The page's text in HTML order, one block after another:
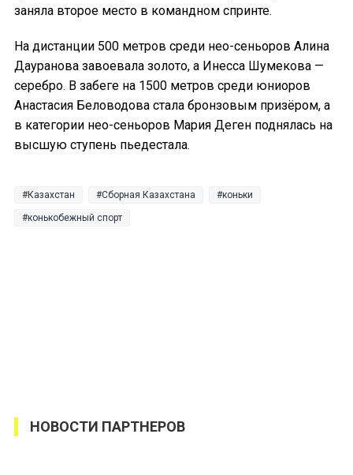
заняла второе место в командном спринте.
На дистанции 500 метров среди нео-сеньоров Алина
Дауранова завоевала золото, а Инесса Шумекова —
серебро. В забеге на 1500 метров среди юниоров
Анастасия Беловодова стала бронзовым призёром, а
в категории нео-сеньоров Мария Деген поднялась на
высшую ступень пьедестала.
Казахстан Сборная Казахстана коньки
конькобежный спорт
НОВОСТИ ПАРТНЕРОВ